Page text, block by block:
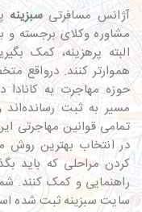
آژانس مسافرتیسبزینه
مشاوره وکلای برجسته
البته پرهزینه، کمک
هموارتر کنند. درواقع
حوزه مهاجرت به کانادا
مسیر به ثبت
تمامی قوانین مهاجرتی
در انتخاب بهترین روش
کردن مراحلی که باید
راهنمایی و کمک کنند.
سایت سبزینه ثبت شده